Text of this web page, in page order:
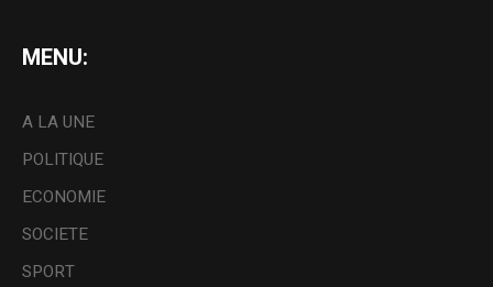
MENU:
A LA UNE
POLITIQUE
ECONOMIE
SOCIETE
SPORT